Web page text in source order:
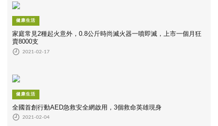
健康生活
家庭常見2種起火意外，0.8公斤時尚滅火器一噴即滅，上市一個月狂
賣8000支
2021-02-17
健康生活
全國首創行動AED急救安全網啟用，3個救命英雄現身
2021-02-04